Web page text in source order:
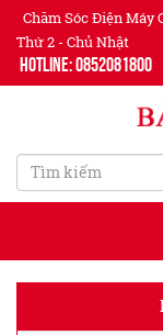
Chăm Sóc Điện Máy
Thứ 2 - Chủ Nhật
Hotline: 0852081800